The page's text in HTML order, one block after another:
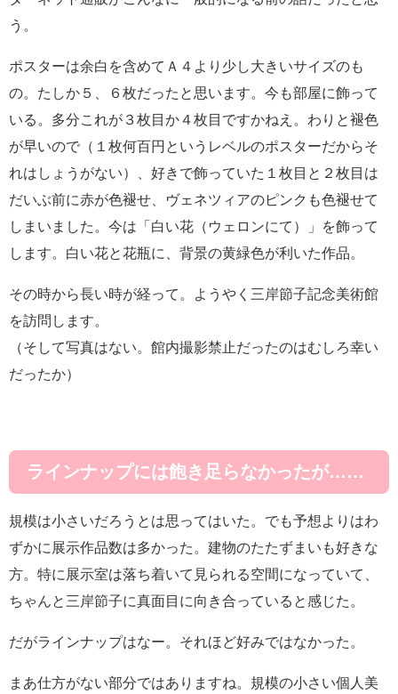
う。
ポスターは余白を含めてＡ４より少し大きいサイズのも
の。たしか５、６枚だったと思います。今も部屋に飾って
いる。多分これが３枚目か４枚目ですかねえ。わりと褪色
が早いので（１枚何百円というレベルのポスターだからそ
れはしょうがない）、好きで飾っていた１枚目と２枚目は
だいぶ前に赤が色褪せ、ヴェネツィアのピンクも色褪せて
しまいました。今は「白い花（ウェロンにて）」を飾って
します。白い花と花瓶に、背景の黄緑色が利いた作品。
その時から長い時が経って。ようやく三岸節子記念美術館
を訪問します。
（そして写真はない。館内撮影禁止だったのはむしろ幸い
だったか）
ラインナップには飽き足らなかったが……
規模は小さいだろうとは思ってはいた。でも予想よりはわ
ずかに展示作品数は多かった。建物のたたずまいも好きな
方。特に展示室は落ち着いて見られる空間になっていて、
ちゃんと三岸節子に真面目に向き合っていると感じた。
だがラインナップはなー。それほど好みではなかった。
まあ仕方がない部分ではありますね。規模の小さい個人美